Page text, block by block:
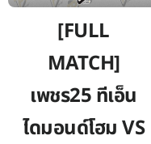
[FULL
MATCH]
เพชร25 ทีเอ็น
ไดมอนด์โฮม VS